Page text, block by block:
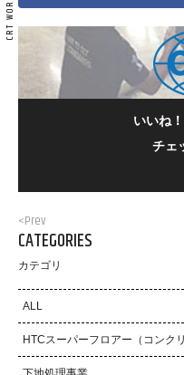
いいね
チェ
<Prev
CATEGORIES
カテゴリ
ALL
HTCスーパーフロアー（コンク